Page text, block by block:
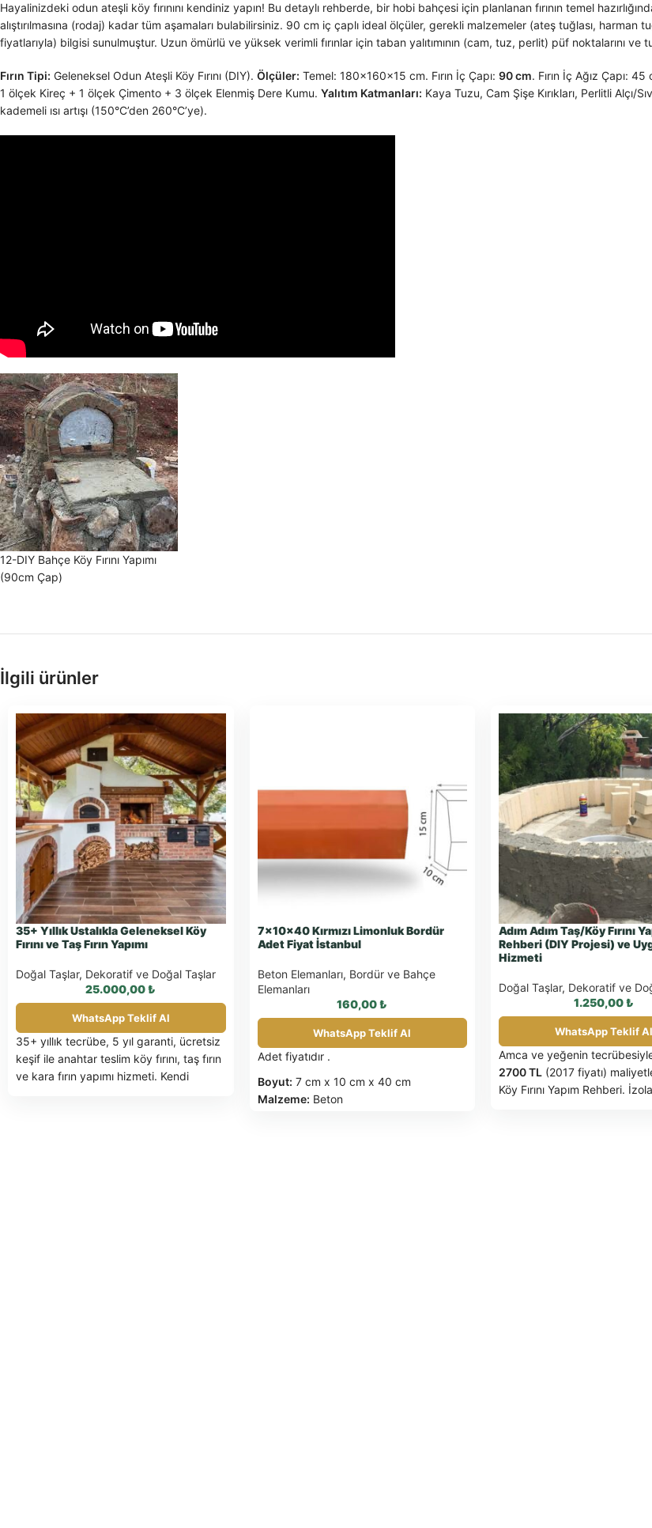
Hayalinizdeki odun ateşli köy fırınını kendiniz yapın! Bu detaylı rehberde, bir hobi bahçesi için planlanan fırının temel
alıştırılmasına (rodaj) kadar tüm aşamaları bulabilirsiniz. 90 cm iç çaplı ideal ölçüler, gerekli malzemeler (ateş tuğlası,
fiyatlarıyla) bilgisi sunulmuştur. Uzun ömürlü ve yüksek verimli fırınlar için taban yalıtımının (cam, tuz, perlit) püf noktalarını
Fırın Tipi: Geleneksel Odun Ateşli Köy Fırını (DIY). Ölçüler: Temel: 180x160x15 cm. Fırın İç Çapı: 90 cm. Fırın İç Ağız Çapı:
1 ölçek Kireç + 1 ölçek Çimento + 3 ölçek Elenmiş Dere Kumu. Yalıtım Katmanları: Kaya Tuzu, Cam Şişe Kırıkları, Perlitli Alçı/
kademeli ısı artışı (150°C’den 260°C’ye).
12-DIY Bahçe Köy Fırını Yapımı
(90cm Çap)
İlgili ürünler
35+ Yıllık Ustalıkla Geleneksel Köy
Fırını ve Taş Fırın Yapımı
Doğal Taşlar, Dekoratif ve Doğal Taşlar
25.000,00₺
WhatsApp Teklif Al
35+ yıllık tecrübe, 5 yıl garanti, ücretsiz
keşif ile anahtar teslim köy fırını, taş fırın
ve kara fırın yapımı hizmeti. Kendi
7x10x40 Kırmızı Limonluk Bordür
Adet Fiyat İstanbul
Beton Elemanları, Bordür ve Bahçe
Elemanları
160,00₺
WhatsApp Teklif Al
Adet fiyatıdır .
Boyut: 7 cm x 10 cm x 40 cm
Malzeme: Beton
Adım Adım Taş/Köy Fırını
Rehberi (DIY Projesi) ve
Hizmeti
Doğal Taşlar, Dekoratif ve
1.250,00₺
WhatsApp Teklif Al
Amca ve yeğenin
2700 TL (2017 fiyatı)
Köy Fırını Yapım Rehberi.